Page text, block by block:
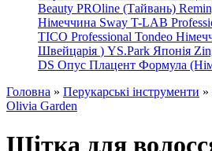
Beauty PROline (Тайвань)
Німеччина Sway T-LAB
TICO Professional Tondeo
Швейцарія ) YS.Park Японія
DS Опус Плацент Формула
Головна » Перукарські інструменти »
Olivia Garden
Щітка для